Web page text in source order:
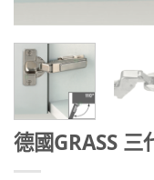
德國GRASS